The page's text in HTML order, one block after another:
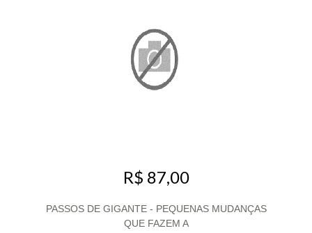
R$ 87,00
PASSOS DE GIGANTE - PEQUENAS MUDANÇAS
QUE FAZEM A